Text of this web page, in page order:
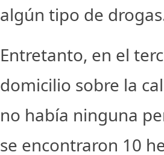
algún tipo de
Entretanto, en el
domicilio sobre la
no había ninguna
se encontraron 10